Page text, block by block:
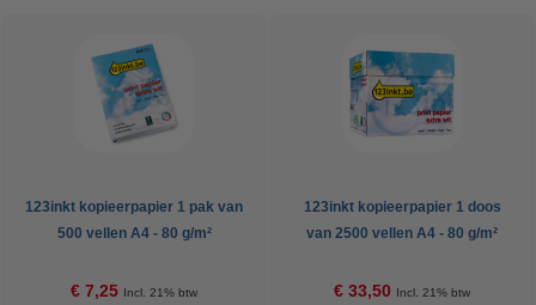
123inkt kopieerpapier 1 pak van
500 vellen A4 - 80 g/m²
€ 7,25 Incl. 21% btw
123inkt kopieerpapier 1 doos
van 2500 vellen A4 - 80 g/m²
€ 33,50 Incl. 21% btw